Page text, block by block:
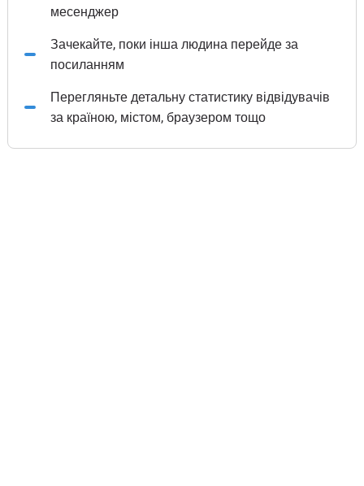
месенджер
Зачекайте, поки інша людина перейде за
посиланням
Перегляньте детальну статистику відвідувачів
за країною, містом, браузером тощо